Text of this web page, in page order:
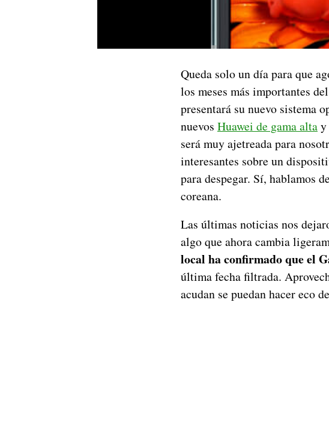
Queda solo un día para que
los meses más importantes
presentará su nuevo sistema
nuevos Huawei de gama altay
será muy ajetreada para
interesantes sobre un
para despegar. Sí, hablamos
coreana.
Las últimas noticias nos
algo que ahora cambia
local ha confirmado que el
última fecha filtrada.
acudan se puedan hacer eco